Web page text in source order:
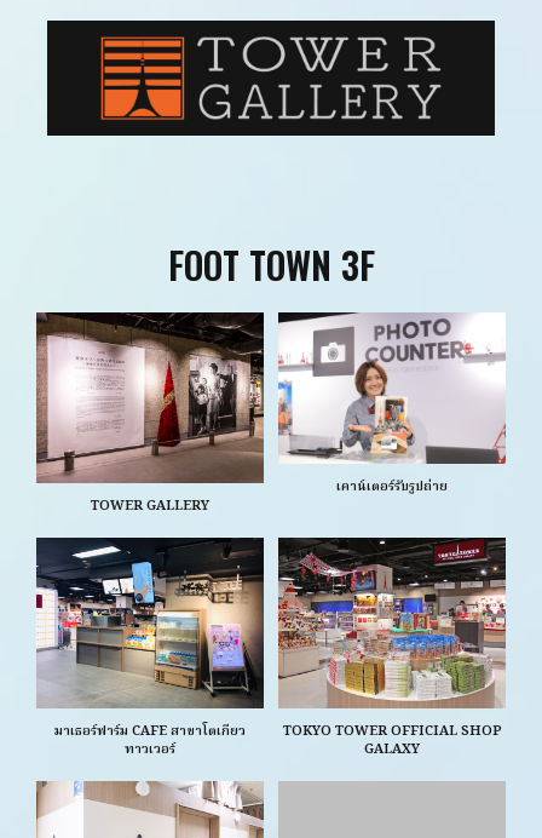
FOOT TOWN 3F
TOWER GALLERY
เคาน์เตอร์รับรูปถ่าย
มาเธอร์ฟาร์ม CAFE สาขาโตเกียว
ทาวเวอร์
TOKYO TOWER OFFICIAL SHOP
GALAXY